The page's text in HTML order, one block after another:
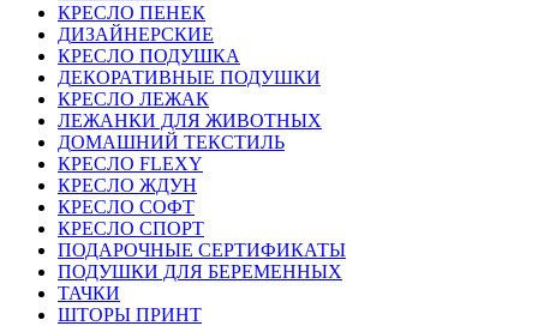
КРЕСЛО ПЕНЕК
ДИЗАЙНЕРСКИЕ
КРЕСЛО ПОДУШКА
ДЕКОРАТИВНЫЕ ПОДУШКИ
КРЕСЛО ЛЕЖАК
ЛЕЖАНКИ ДЛЯ ЖИВОТНЫХ
ДОМАШНИЙ ТЕКСТИЛЬ
КРЕСЛО FLEXY
КРЕСЛО ЖДУН
КРЕСЛО СОФТ
КРЕСЛО СПОРТ
ПОДАРОЧНЫЕ СЕРТИФИКАТЫ
ПОДУШКИ ДЛЯ БЕРЕМЕННЫХ
ТАЧКИ
ШТОРЫ ПРИНТ